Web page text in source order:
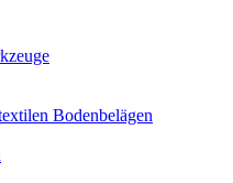
Bodenbelägen